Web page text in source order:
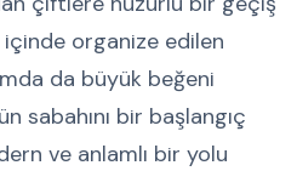
içinde organize edilen
da büyük beğeni
sabahını bir başlangıç
ve anlamlı bir yolu